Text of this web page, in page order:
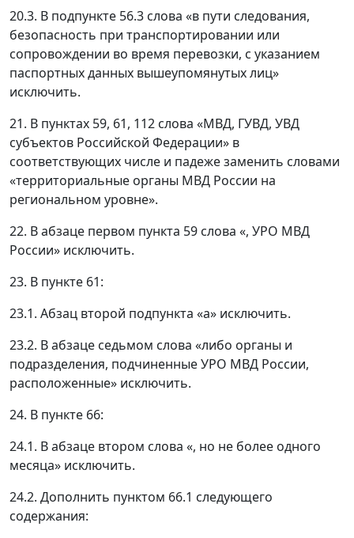
20.3. В подпункте 56.3 слова «в пути следования,
безопасность при транспортировании или
сопровождении во время перевозки, с указанием
паспортных данных вышеупомянутых лиц»
исключить.
21. В пунктах 59, 61, 112 слова «МВД, ГУВД, УВД
субъектов Российской Федерации» в
соответствующих числе и падеже заменить словами
«территориальные органы МВД России на
региональном уровне».
22. В абзаце первом пункта 59 слова «, УРО МВД
России» исключить.
23. В пункте 61:
23.1. Абзац второй подпункта «а» исключить.
23.2. В абзаце седьмом слова «либо органы и
подразделения, подчиненные УРО МВД России,
расположенные» исключить.
24. В пункте 66:
24.1. В абзаце втором слова «, но не более одного
месяца» исключить.
24.2. Дополнить пунктом 66.1 следующего
содержания: